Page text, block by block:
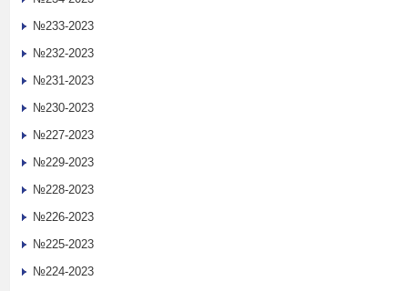
№233-2023
№232-2023
№231-2023
№230-2023
№227-2023
№229-2023
№228-2023
№226-2023
№225-2023
№224-2023